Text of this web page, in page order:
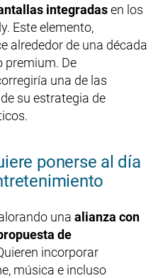
integradasen los
Este elemento,
alrededor de una década
premium. De
una de las
su estrategia de
ponerse al día
una alianza con
de
incorporar
música e incluso